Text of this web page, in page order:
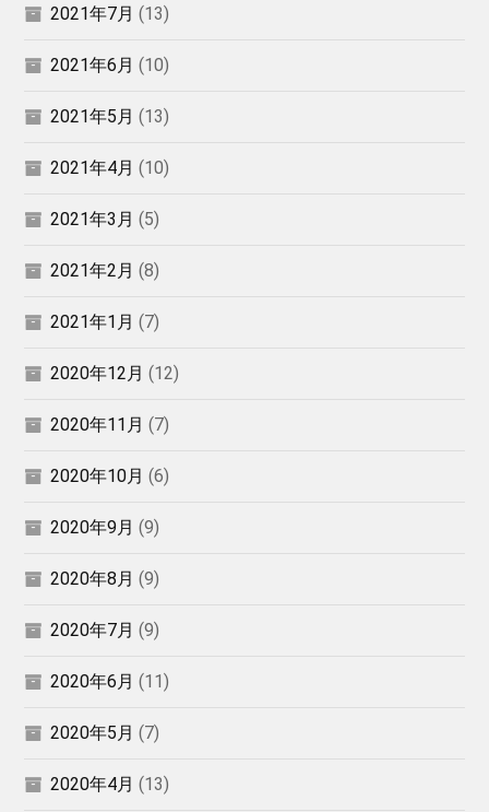
2021年7月 (13)
2021年6月 (10)
2021年5月 (13)
2021年4月 (10)
2021年3月 (5)
2021年2月 (8)
2021年1月 (7)
2020年12月 (12)
2020年11月 (7)
2020年10月 (6)
2020年9月 (9)
2020年8月 (9)
2020年7月 (9)
2020年6月 (11)
2020年5月 (7)
2020年4月 (13)